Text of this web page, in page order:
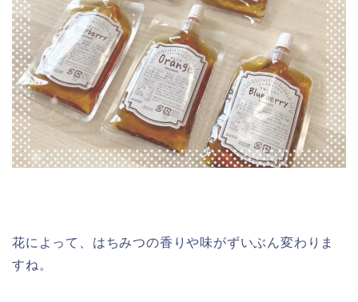
花によって、はちみつの香りや味がずいぶん変わりま
すね。